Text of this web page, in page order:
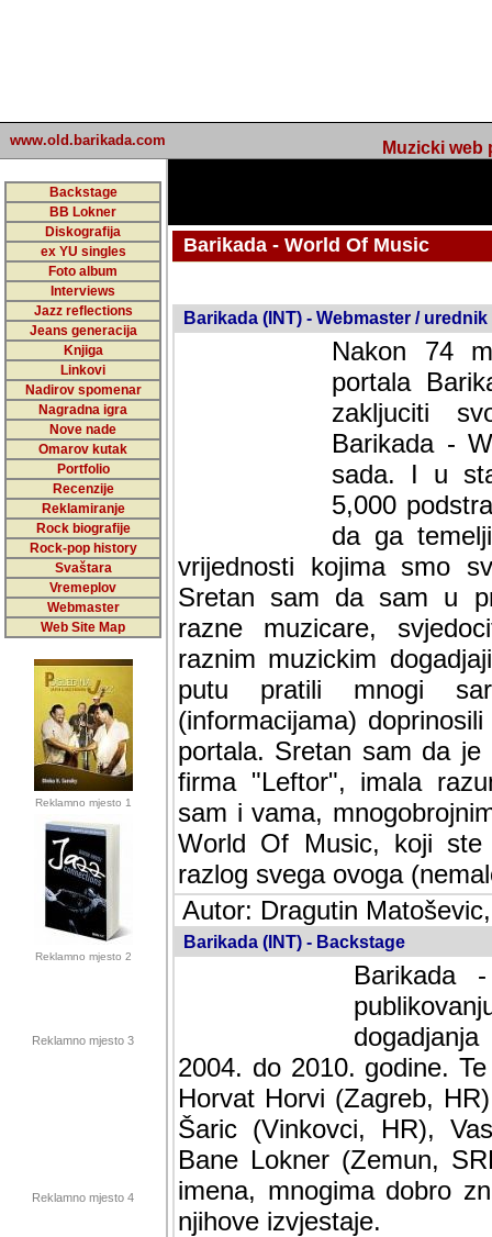
www.old.barikada.com Muzicki web
Backstage
BB Lokner
Diskografija
ex YU singles
Foto album
Interviews
Jazz reflections
Jeans generacija
Knjiga
Linkovi
Nadirov spomenar
Nagradna igra
Nove nade
Omarov kutak
Portfolio
Recenzije
Reklamiranje
Rock biografije
Rock-pop history
Svaštara
Vremeplov
Webmaster
Web Site Map
Reklamno mjesto 1
Reklamno mjesto 2
Reklamno mjesto 3
Reklamno mjesto 4
Barikada - World Of Music
Barikada (INT) - Webmaster / urednik
Nakon 74
portala
zakljuciti
Barikada -
sada. I u
5,000
da ga
vrijednosti kojima smo
Sretan sam da sam u
muzicare, svjedociti
muzickim dogadjajima...
mnogi saradnici koji
doprinosili vrijednosti i
sam da je i moj web
imala razumijevanja za
mnogobrojnim
Music, koji ste ga
ovoga (nemalog) rada.
Autor: Dragutin
Barikada (INT) - Backstage
Barikada
2004. do 2010. godine.
Horvat Horvi (Zagreb,
Šaric (Vinkovci, HR),
Bane Lokner (Zemun,
imena, mnogima dobro
njihove izvjestaje.